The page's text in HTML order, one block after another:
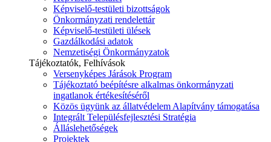
Képviselő-testületi bizottságok
Önkormányzati rendelettár
Képviselő-testületi ülések
Gazdálkodási adatok
Nemzetiségi Önkormányzatok
Tájékoztatók, Felhívások
Versenyképes Járások Program
Tájékoztató beépítésre alkalmas önkormányzati
ingatlanok értékesítéséről
Közös ügyünk az állatvédelem Alapítvány támogatása
Integrált Településfejlesztési Stratégia
Álláslehetőségek
Projektek